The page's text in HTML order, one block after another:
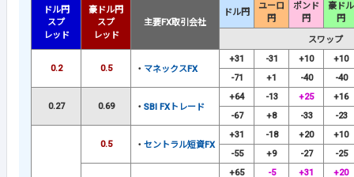
ドル円
スプ
レッド
豪ドル円
スプ
レッド
主要FX取引会社
ドル円
ユーロ
円
ポンド
円
豪ドル
円
スワップ
0.2 0.5 ・ マネックスFX
+31 -31 +10
+10
-71
+1 -40 -40
0.27 0.69 ・ SBI FXトレード
+64 -13 +25
+16
-67
+8 -33 -23
0.5 ・ セントラル短資FX
+31 -18 +20
+10
-55
+9 -27 -25
+65 -5 +31
+20